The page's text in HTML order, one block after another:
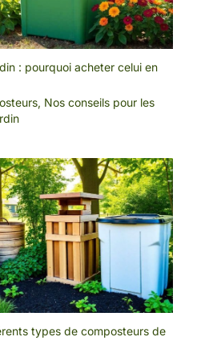
: pourquoi acheter celui en
, Nos conseils pour les
types de composteurs de